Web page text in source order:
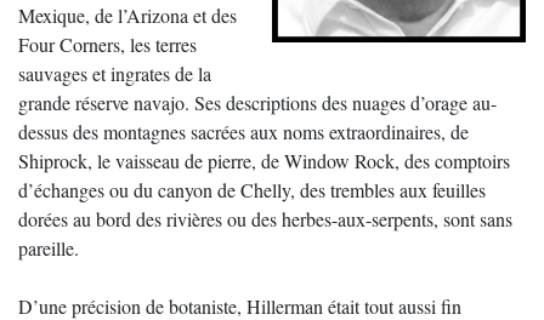
Mexique, de l’Arizona et des
Four Corners, les terres
sauvages et ingrates de la
grande réserve navajo. Ses descriptions des nuages d’orage au-
dessus des montagnes sacrées aux noms extraordinaires, de
Shiprock, le vaisseau de pierre, de Window Rock, des comptoirs
d’échanges ou du canyon de Chelly, des trembles aux feuilles
dorées au bord des rivières ou des herbes-aux-serpents, sont sans
pareille.
D’une précision de botaniste, Hillerman était tout aussi fin